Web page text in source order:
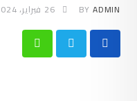
BY ADMIN 26 فبراير، 2024
Whatsapp